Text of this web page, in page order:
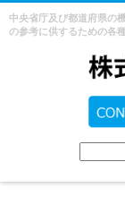
中央省庁及び都道府県の
の参考に供するための各